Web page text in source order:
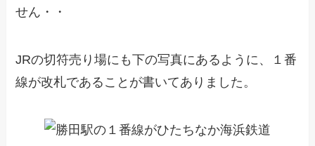
せん・・
JRの切符売り場にも下の写真にあるように、１番
線が改札であることが書いてありました。